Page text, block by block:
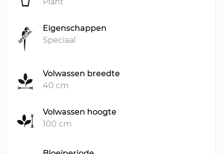
Eigenschappen
Speciaal
Volwassen breedte
40 cm
Volwassen hoogte
100 cm